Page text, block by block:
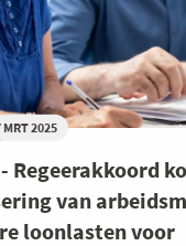
MRT 2025
- Regeerakkoord
van
loonlasten voor